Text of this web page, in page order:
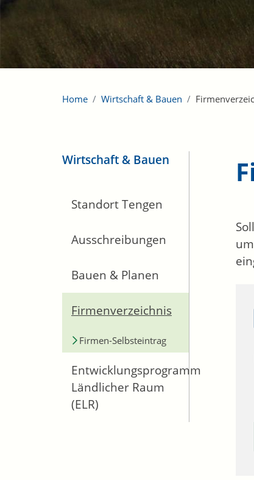
Home Wirtschaft & Bauen
Wirtschaft & Bauen
Standort Tengen
Ausschreibungen
Bauen & Planen
Firmenverzeichnis
Firmen-Selbsteintrag
Entwicklungsprogramm
Ländlicher Raum
(ELR)